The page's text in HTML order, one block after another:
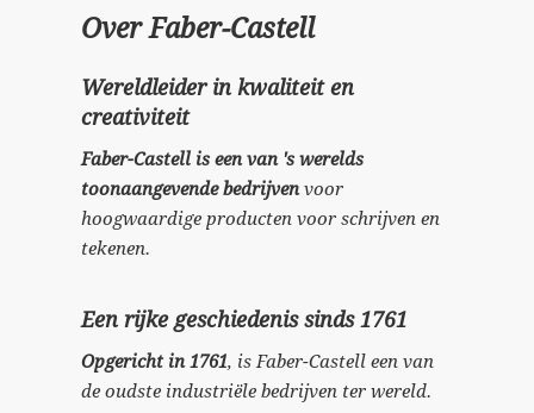
Over Faber-Castell
Wereldleider in kwaliteit en
creativiteit
Faber-Castell is een van 's werelds
toonaangevende bedrijvenvoor
hoogwaardige producten voor schrijven en
tekenen.
Een rijke geschiedenis sinds 1761
Opgericht in 1761, is Faber-Castell een van
de oudste industriële bedrijven ter wereld.